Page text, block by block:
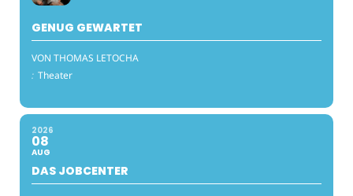
GENUG GEWARTET
VON THOMAS LETOCHA
: Theater
2026
08
AUG
DAS JOBCENTER